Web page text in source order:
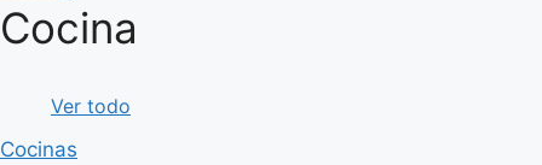
Cocina
Ver todo
Cocinas